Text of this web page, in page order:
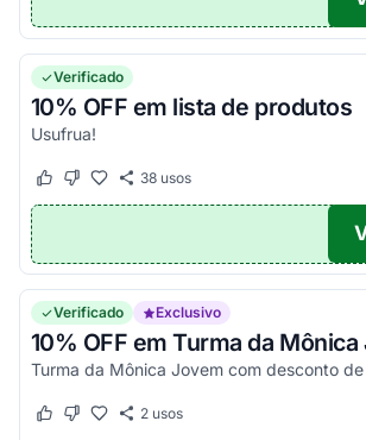
Verificado
10% OFF em lista de produtos
Usufrua!
Este cupom funcionou
Este cupom não funcionou
38usos
Verificado Exclusivo
10% OFF em Turma da
Este cupom funcionou
Este cupom não funcionou
2usos